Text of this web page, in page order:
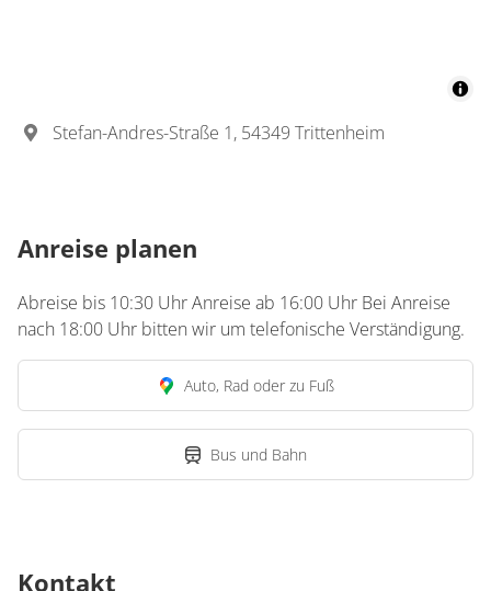
Stefan-Andres-Straße 1, 54349 Trittenheim
Anreise planen
Abreise bis 10:30 Uhr Anreise ab 16:00 Uhr Bei Anreise
nach 18:00 Uhr bitten wir um telefonische Verständigung.
Auto, Rad oder zu Fuß
Bus und Bahn
Kontakt